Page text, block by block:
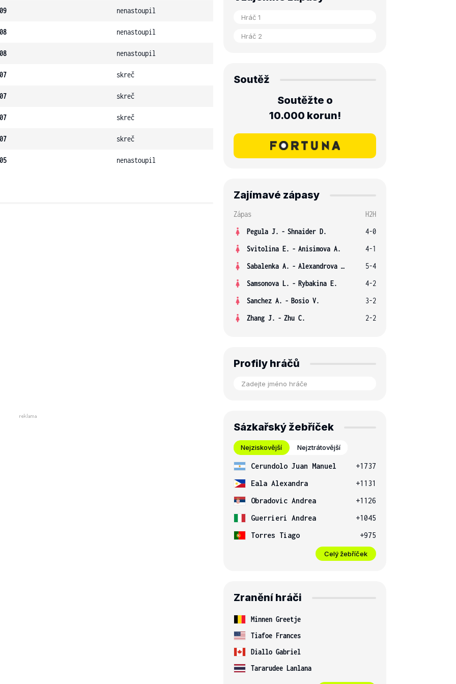
nenastoupil
nenastoupil
nenastoupil
skreč
skreč
skreč
skreč
nenastoupil
Soutěž
Soutěžte o
10.000 korun!
Zajímavé zápasy
Zápas
H2H
Pegula J. - Shnaider D.
4-0
Svitolina E. - Anisimova A.
4-1
Sabalenka A. - Alexandrova E.
5-4
Samsonova L. - Rybakina E.
4-2
Sanchez A. - Bosio V.
3-2
Zhang J. - Zhu C. 2-2
Profily hráčů
Sázkařský žebříček
Nejziskovější Nejztrátovější
Cerundolo Juan Manuel
+1737
Eala Alexandra
+1131
Obradovic Andrea
+1126
Guerrieri Andrea
+1045
Torres Tiago
+975
Celý žebříček
Zranění hráči
Minnen Greetje
Tiafoe Frances
Diallo Gabriel
Tararudee Lanlana